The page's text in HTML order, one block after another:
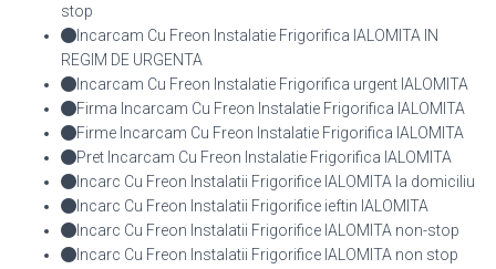
stop
Incarcam Cu Freon Instalatie Frigorifica IALOMITA IN
REGIM DE URGENTA
Incarcam Cu Freon Instalatie Frigorifica urgent IALOMITA
Firma Incarcam Cu Freon Instalatie Frigorifica IALOMITA
Firme Incarcam Cu Freon Instalatie Frigorifica IALOMITA
Pret Incarcam Cu Freon Instalatie Frigorifica IALOMITA
Incarc Cu Freon Instalatii Frigorifice IALOMITA la domiciliu
Incarc Cu Freon Instalatii Frigorifice ieftin IALOMITA
Incarc Cu Freon Instalatii Frigorifice IALOMITA non-stop
Incarc Cu Freon Instalatii Frigorifice IALOMITA non stop